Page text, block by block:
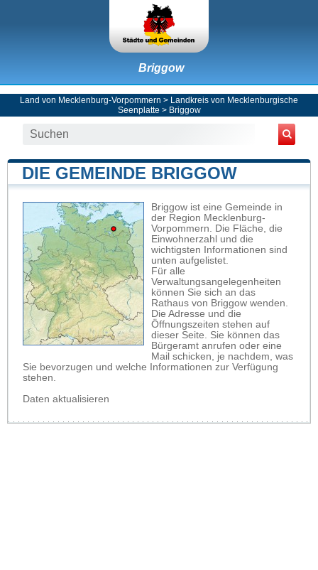
Briggow
Land von Mecklenburg-Vorpommern > Landkreis von Mecklenburgische
Seenplatte > Briggow
DIE GEMEINDE BRIGGOW
Briggow ist eine Gemeinde in
der Region Mecklenburg-
Vorpommern. Die Fläche, die
Einwohnerzahl und die
wichtigsten Informationen sind
unten aufgelistet.
Für alle
Verwaltungsangelegenheiten
können Sie sich an das
Rathaus von Briggow wenden.
Die Adresse und die
Öffnungszeiten stehen auf
dieser Seite. Sie können das
Bürgeramt anrufen oder eine
Mail schicken, je nachdem, was
Sie bevorzugen und welche Informationen zur Verfügung
stehen.
Daten aktualisieren